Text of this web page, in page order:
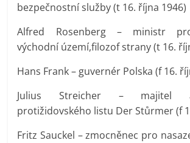
bezpečnostní služby (t 16. října 1946)
Alfred Rosenberg – ministr
východní území,filozof strany (t 16.
Hans Frank – guvernér Polska (f 16.
Julius Streicher – majitel
protižidovského listu Der Stůrmer (f
Fritz Sauckel – zmocněnec pro